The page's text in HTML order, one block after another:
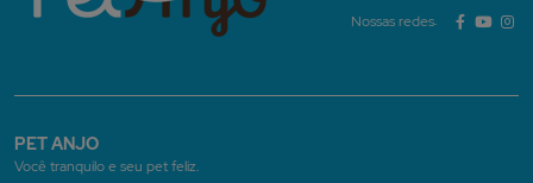
Nossas redes:
PET ANJO
Você tranquilo e seu pet feliz.